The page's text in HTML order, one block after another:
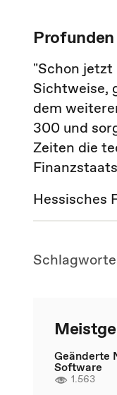
"Schon jetzt
Sichtweise,
dem
300 und
Zeiten die
Hessisches
Geänderte
Software
1.563